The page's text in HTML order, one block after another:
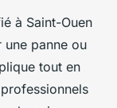
à Saint-Ouen
une panne ou
tout en